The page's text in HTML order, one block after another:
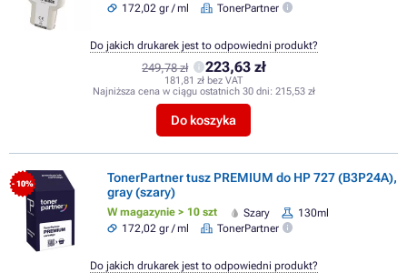
172,02 gr / ml
TonerPartner
249,78 zł 223,63 zł
181,81 zł bez VAT
Najniższa cena w ciągu ostatnich 30 dni: 215,53 zł
Do koszyka
Do jakich drukarek jest to odpowiedni produkt?
- 10%
TonerPartner tusz PREMIUM do HP 727 (B3P24A),
gray (szary)
W magazynie > 10 szt Szary
130ml
172,02 gr / ml
TonerPartner
Do jakich drukarek jest to odpowiedni produkt?